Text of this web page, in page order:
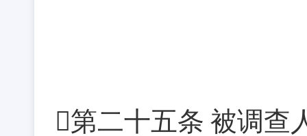
第二十五条 被调查